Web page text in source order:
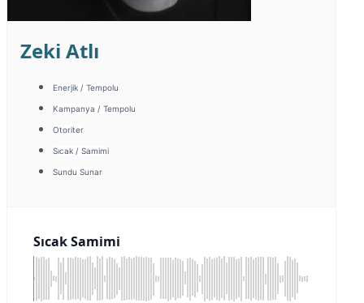
Zeki Atlı
Enerjik / Tempolu
Kampanya / Tempolu
Otoriter
Sıcak / Samimi
Sundu Sunar
Sıcak Samimi